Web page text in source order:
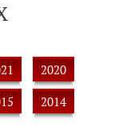
2020
2014